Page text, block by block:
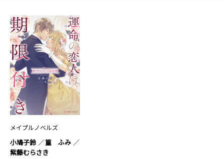
メイプルノベルズ
小鳩子鈴
篁 ふみ
紫藤むらさき